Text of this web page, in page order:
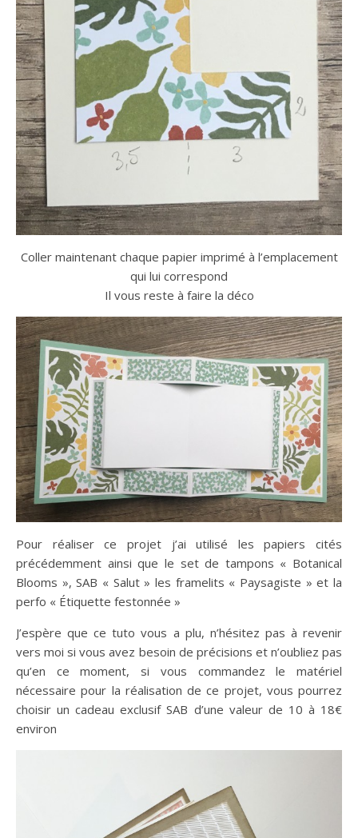
Coller maintenant chaque papier imprimé à l’emplacement
qui lui correspond
Il vous reste à faire la déco
Pour réaliser ce projet j’ai utilisé les papiers cités
précédemment ainsi que le set de tampons « Botanical
Blooms », SAB « Salut » les framelits « Paysagiste » et la
perfo « Étiquette festonnée »
J’espère que ce tuto vous a plu, n’hésitez pas à revenir
vers moi si vous avez besoin de précisions et n’oubliez pas
qu’en ce moment, si vous commandez le matériel
nécessaire pour la réalisation de ce projet, vous pourrez
choisir un cadeau exclusif SAB d’une valeur de 10 à 18€
environ